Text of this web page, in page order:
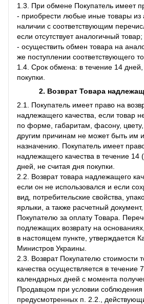
1.3. При обмене Покупатель имеет
- приобрести любые иные товары из
наличии с соответствующим
если отсутствует аналогичный товар;
- осуществить обмен товара на
же поступлении соответствующего
1.4. Срок обмена: в течение 14 дней,
покупки.
2. Возврат Товара
2.1. Покупатель имеет право на
надлежащего качества, если товар
по форме, габаритам, фасону,
другим причинам не может быть им
назначению. Покупатель имеет
надлежащего качества в течение 14
дней, не считая дня покупки.
2.2. Возврат товара надлежащего
если он не использовался и если
вид, потребительские свойства,
ярлыки, а также расчетный
Покупателю за оплату Товара.
подлежащих возврату на
в настоящем пункте, утверждается
Министров Украины.
2.3. Возврат Покупателю стоимости
качества осуществляется в течение
календарных дней с момента
Продавцом при условии соблюдения
предусмотренных п. 2.2.,